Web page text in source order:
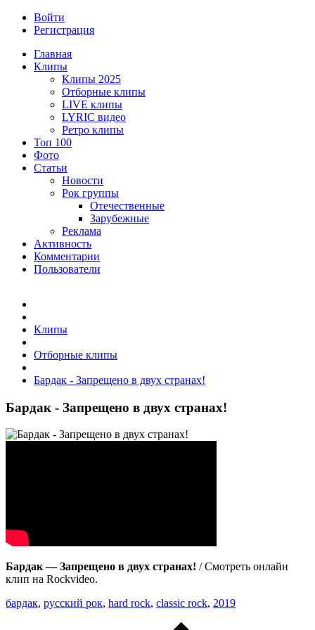
Войти
Регистрация
Главная
Клипы
Клипы 2025
Отборные клипы
LIVE клипы
LYRIC видео
Ретро клипы
Топ 100
Фото
Статьи
Новости
Рок группы
Отечественные
Зарубежные
Реклама
Активность
Комментарии
Пользователи
Клипы
Отборные клипы
Бардак - Запрещено в двух странах!
Бардак - Запрещено в двух странах!
Бардак — Запрещено в двух странах! / Смотреть онлайн
клип на Rockvideo.
бардак, русский рок, hard rock, classic rock, 2019